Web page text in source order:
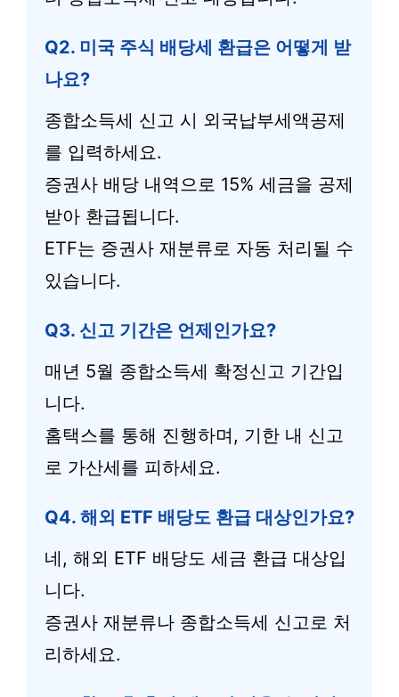
Q2. 미국 주식 배당세 환급은 어떻게 받
나요?
종합소득세 신고 시 외국납부세액공제
를 입력하세요.
증권사 배당 내역으로 15% 세금을 공제
받아 환급됩니다.
ETF는 증권사 재분류로 자동 처리될 수
있습니다.
Q3. 신고 기간은 언제인가요?
매년 5월 종합소득세 확정신고 기간입
니다.
홈택스를 통해 진행하며, 기한 내 신고
로 가산세를 피하세요.
Q4. 해외 ETF 배당도 환급 대상인가요?
네, 해외 ETF 배당도 세금 환급 대상입
니다.
증권사 재분류나 종합소득세 신고로 처
리하세요.